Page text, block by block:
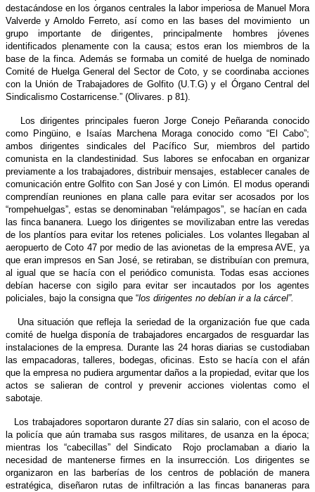
destacándose en los órganos centrales la labor imperiosa de Manuel Mora
Valverde y Arnoldo Ferreto, así como en las bases del movimiento un
grupo importante de dirigentes, principalmente hombres jóvenes
identificados plenamente con la causa; estos eran los miembros de la
base de la finca. Además se formaba un comité de huelga de nominado
Comité de Huelga General del Sector de Coto, y se coordinaba acciones
con la Unión de Trabajadores de Golfito (U.T.G) y el Órgano Central del
Sindicalismo Costarricense.” (Olivares. p 81).
Los dirigentes principales fueron Jorge Conejo Peñaranda conocido
como Pingüino, e Isaías Marchena Moraga conocido como “El Cabo”;
ambos dirigentes sindicales del Pacífico Sur, miembros del partido
comunista en la clandestinidad. Sus labores se enfocaban en organizar
previamente a los trabajadores, distribuir mensajes, establecer canales de
comunicación entre Golfito con San José y con Limón. El modus operandi
comprendían reuniones en plana calle para evitar ser acosados por los
“rompehuelgas”, estas se denominaban “relámpagos”, se hacían en cada
las finca bananera. Luego los dirigentes se movilizaban entre las veredas
de los plantíos para evitar los retenes policiales. Los volantes llegaban al
aeropuerto de Coto 47 por medio de las avionetas de la empresa AVE, ya
que eran impresos en San José, se retiraban, se distribuían con premura,
al igual que se hacía con el periódico comunista. Todas esas acciones
debían hacerse con sigilo para evitar ser incautados por los agentes
policiales, bajo la consigna que “los dirigentes no debían ir a la cárcel”.
Una situación que refleja la seriedad de la organización fue que cada
comité de huelga disponía de trabajadores encargados de resguardar las
instalaciones de la empresa. Durante las 24 horas diarias se custodiaban
las empacadoras, talleres, bodegas, oficinas. Esto se hacía con el afán
que la empresa no pudiera argumentar daños a la propiedad, evitar que los
actos se salieran de control y prevenir acciones violentas como el
sabotaje.
Los trabajadores soportaron durante 27 días sin salario, con el acoso de
la policía que aún tramaba sus rasgos militares, de usanza en la época;
mientras los “cabecillas” del Sindicato Rojo proclamaban a diario la
necesidad de mantenerse firmes en la insurrección. Los dirigentes se
organizaron en las barberías de los centros de población de manera
estratégica, diseñaron rutas de infiltración a las fincas bananeras para